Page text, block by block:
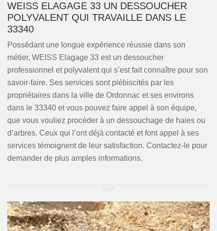
WEISS ELAGAGE 33 UN DESSOUCHER
POLYVALENT QUI TRAVAILLE DANS LE
33340
Possédant une longue expérience réussie dans son
métier, WEISS Elagage 33 est un dessoucher
professionnel et polyvalent qui s’est fait connaître pour son
savoir-faire. Ses services sont plébiscités par les
propriétaires dans la ville de Ordonnac et ses environs
dans le 33340 et vous pouvez faire appel à son équipe,
que vous vouliez procéder à un dessouchage de haies ou
d’arbres. Ceux qui l’ont déjà contacté et font appel à ses
services témoignent de leur satisfaction. Contactez-le pour
demander de plus amples informations.